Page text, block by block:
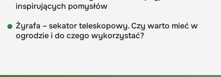
inspirujących pomysłów
Żyrafa – sekator teleskopowy. Czy warto mieć w
ogrodzie i do czego wykorzystać?